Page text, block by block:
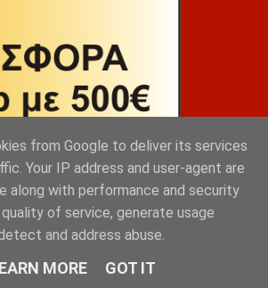
from Google to deliver its services
Your IP address and user-agent are
along with performance and security
of service, generate usage
and address abuse.
MORE GOT IT